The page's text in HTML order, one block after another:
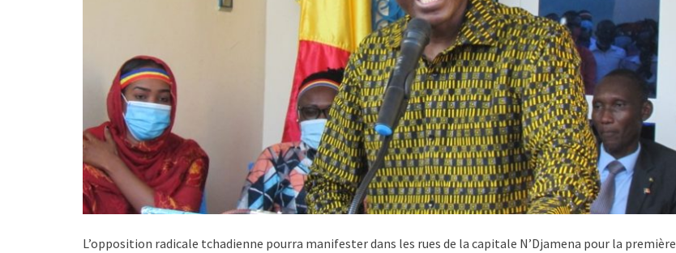
L’opposition radicale tchadienne pourra manifester dans les rues de la capitale N’Djamena pour la première